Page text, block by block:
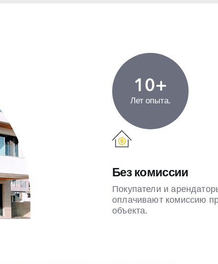
10+
Лет опыта.
Без комиссии
Покупатели и
оплачивают комиссию
объекта.